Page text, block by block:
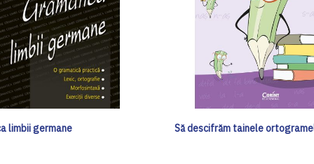
limbii germane Să descifrăm tainele